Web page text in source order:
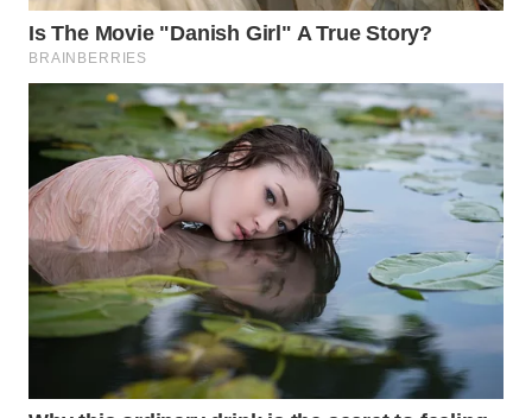
BINJAI
CIREBON
WN
INDRAMAYU
WN
KUNINGAN
WN
MAJALENGKA